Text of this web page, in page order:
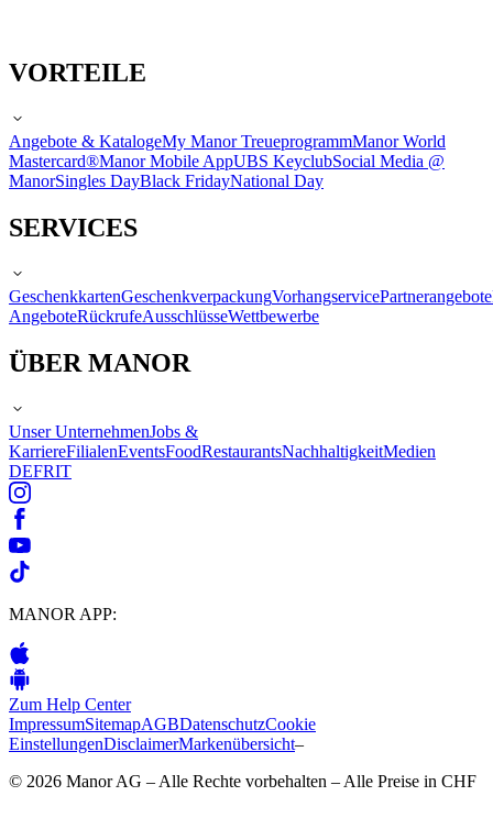
VORTEILE
Angebote & KatalogeMy Manor TreueprogrammManor World
Mastercard®Manor Mobile AppUBS KeyclubSocial Media @
ManorSingles DayBlack FridayNational Day
SERVICES
GeschenkkartenGeschenkverpackungVorhangservicePartnerangebote
AngeboteRückrufeAusschlüsseWettbewerbe
ÜBER MANOR
Unser UnternehmenJobs &
KarriereFilialenEventsFoodRestaurantsNachhaltigkeitMedien
DEFRIT
MANOR APP:
Zum Help Center
ImpressumSitemapAGBDatenschutzCookie
EinstellungenDisclaimerMarkenübersicht–
© 2026 Manor AG – Alle Rechte vorbehalten – Alle Preise in CHF